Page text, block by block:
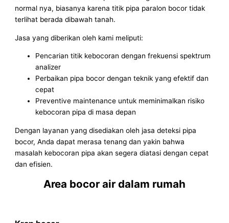
normal nya, biasanya karena titik pipa paralon bocor tidak
terlihat berada dibawah tanah.
Jasa yang diberikan oleh kami meliputi:
Pencarian titik kebocoran dengan frekuensi spektrum
analizer
Perbaikan pipa bocor dengan teknik yang efektif dan
cepat
Preventive maintenance untuk meminimalkan risiko
kebocoran pipa di masa depan
Dengan layanan yang disediakan oleh jasa deteksi pipa
bocor, Anda dapat merasa tenang dan yakin bahwa
masalah kebocoran pipa akan segera diatasi dengan cepat
dan efisien.
Area bocor air dalam rumah